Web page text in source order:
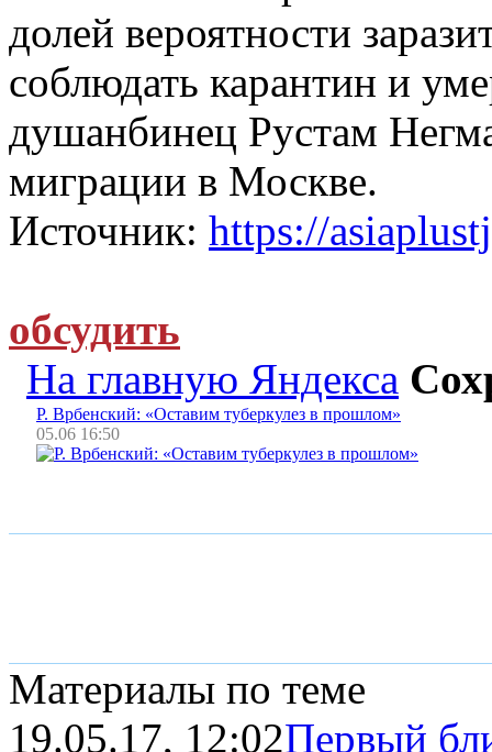
долей вероятности
соблюдать карантин и
душанбинец Рустам
миграции в Москве.
Источник: https://
обсудить
На главную Яндекса
Р. Врбенский: «Оставим туберкулез в прошлом»
05.06 16:50
Материалы по теме
19.05.17, 12:02Первый